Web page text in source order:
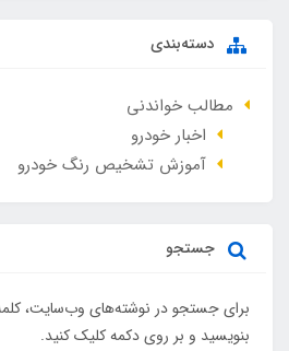
دسته‌بندی
مطالب خواندنی
اخبار خودرو
آموزش تشخیص رنگ خودرو
جستجو
برای جستجو در نوشته‌های وب‌سایت،
بنویسید و بر روی دکمه کلیک کنید.